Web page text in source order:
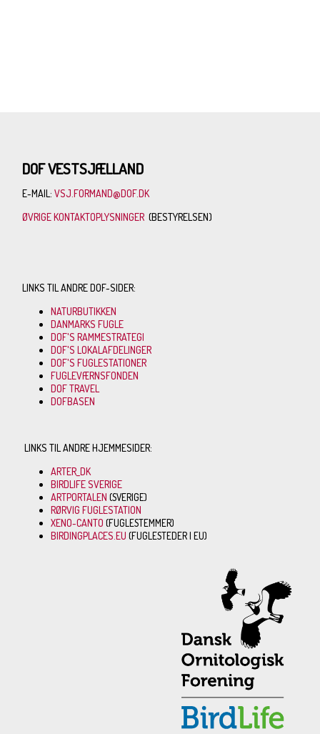
DOF VESTSJÆLLAND
E-MAIL:VSJ.FORMAND@DOF.DK
ØVRIGE KONTAKTOPLYSNINGER (BESTYRELSEN)
LINKS TIL ANDRE DOF-SIDER:
NATURBUTIKKEN
DANMARKS FUGLE
DOF'S RAMMESTRATEGI
DOF'S LOKALAFDELINGER
DOF'S FUGLESTATIONER
FUGLEVÆRNSFONDEN
DOF TRAVEL
DOFBASEN
LINKS TIL ANDRE HJEMMESIDER:
ARTER_DK
BIRDLIFE SVERIGE
ARTPORTALEN (SVERIGE)
RØRVIG FUGLESTATION
XENO-CANTO (FUGLESTEMMER)
BIRDINGPLACES.EU(FUGLESTEDER I EU)